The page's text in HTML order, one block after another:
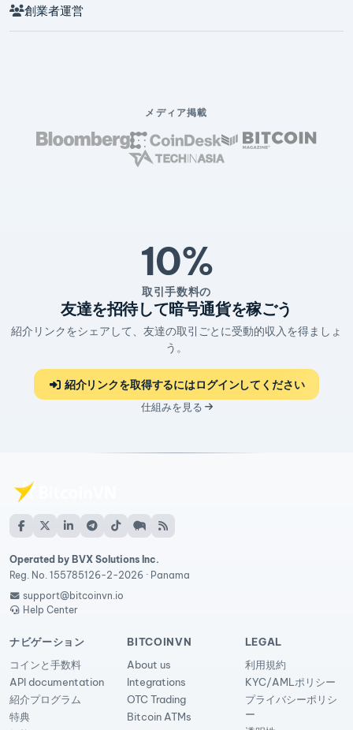
創業者運営
メディア掲載
10%
取引手数料の
友達を招待して暗号通貨を稼ごう
紹介リンクをシェアして、友達の取引ごとに受動的収入を得ましょ
う。
紹介リンクを取得するにはログインしてください
仕組みを見る
Operated by BVX Solutions Inc.
Reg. No. 155785126-2-2026 · Panama
support@bitcoinvn.io
Help Center
ナビゲーション
コインと手数料
API documentation
紹介プログラム
特典
BITCOINVN
About us
Integrations
OTC Trading
Bitcoin ATMs
LEGAL
利用規約
KYC/AMLポリシー
プライバシーポリシ
ー